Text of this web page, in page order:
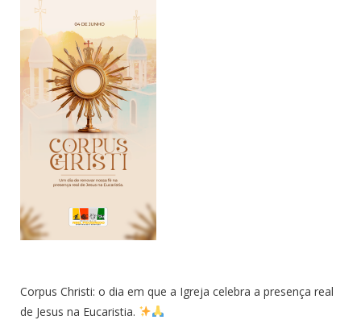
Corpus Christi: o dia em que a Igreja celebra a presença real
de Jesus na Eucaristia.